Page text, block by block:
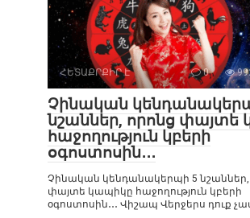
ՀԵՏԱՔՐՔԻՐ Է 0
Չինական
նշաններ, որոնց փայտե
հաջողություն կբերի
օգոստոսին․․․
Չինական կենդանակերպի 5 նշաններ,
փայտե կապիկը հաջողություն կբերի
օգոստոսին․․․ Վիշապ Վերջերս դուք